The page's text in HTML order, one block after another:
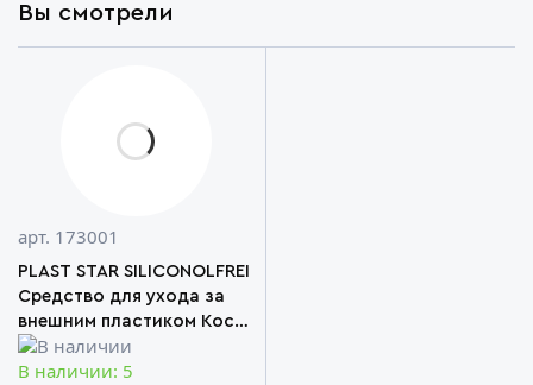
Вы смотрели
арт. 173001
PLAST STAR SILICONOLFREI
Средство для ухода за
внешним пластиком Koch
Chemie
В наличии: 5